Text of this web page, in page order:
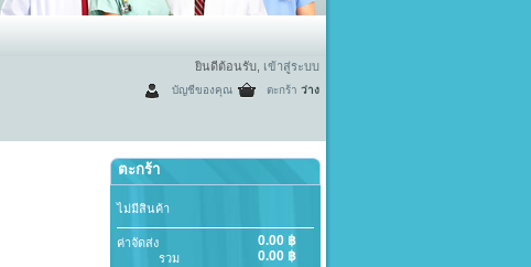
ยินดีต้อนรับ, เข้าสู่ระบบ
ตะกร้า ว่าง
บัญชีของคุณ
ตะกร้า
ไม่มีสินค้า
ค่าจัดส่ง 0.00 ฿
รวม 0.00 ฿